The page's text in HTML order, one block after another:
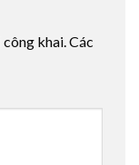
khai. Các